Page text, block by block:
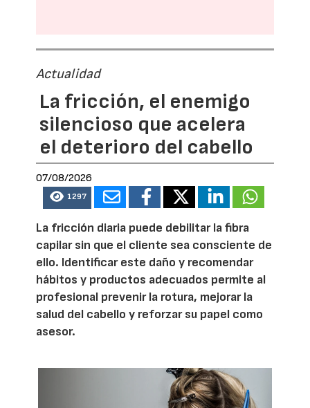
Actualidad
La fricción, el enemigo
silencioso que acelera
el deterioro del cabello
07/08/2026
1297
La fricción diaria puede debilitar la fibra
capilar sin que el cliente sea consciente de
ello. Identificar este daño y recomendar
hábitos y productos adecuados permite al
profesional prevenir la rotura, mejorar la
salud del cabello y reforzar su papel como
asesor.